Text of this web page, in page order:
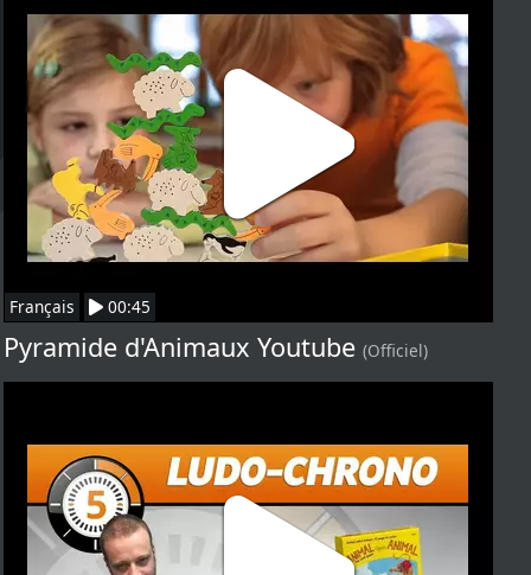
Français 00:45
Pyramide d'Animaux Youtube (Officiel)